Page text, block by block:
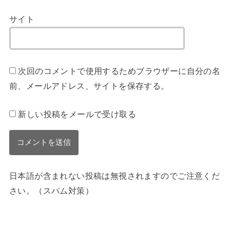
サイト
次回のコメントで使用するためブラウザーに自分の名
前、メールアドレス、サイトを保存する。
新しい投稿をメールで受け取る
日本語が含まれない投稿は無視されますのでご注意くだ
さい。（スパム対策）